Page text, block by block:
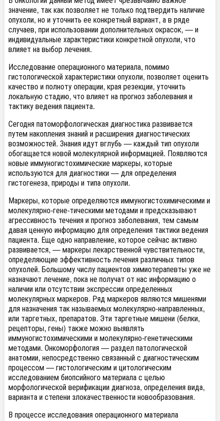
значение, так как позволяет не только подтвердить наличие
опухоли, но и уточнить ее конкретный вариант, а в ряде
случаев, при использовании дополнительных окрасок, — и
индивидуальные характеристики конкретной опухоли, что
влияет на выбор лечения.
Исследование операционного материала, помимо
гистологической характеристики опухоли, позволяет оценить
качество и полноту операции, края резекции, уточнить
локальную стадию, что влияет на прогноз заболевания и
тактику ведения пациента.
Сегодня патоморфологическая диагностика развивается
путем накопления знаний и расширения диагностических
возможностей. Знания идут вглубь — каждый тип опухоли
обогащается новой молекулярной информацией. Появляются
новые иммуногистохимические маркеры, которые
используются для диагностики — для определения
гистогенеза, природы и типа опухоли.
Маркеры, которые определяются иммуногистохимическими и
молекулярно-гене-тическими методами и предсказывают
агрессивность течения и прогноз заболевания, тем самым
давая ценную информацию для определения тактики ведения
пациента. Еще одно направление, которое сейчас активно
развивается, — маркеры лекарственной чувствительности,
определяющие эффективность лечения различных типов
опухолей. Большому числу пациентов химиотерапевты уже не
назначают лечение, пока не получат от нас информацию о
наличии или отсутствии экспрессии определенных
молекулярных маркеров. Ряд маркеров являются мишенями
для назначения так называемых молекулярно-направленных,
или таргетных, препаратов. Эти таргетные мишени (белки,
рецепторы, гены) также можно выявлять
иммуногистохимическими и молекулярно-генетическими
методами. Онкоморфология — раздел патологической
анатомии, непосредственно связанный с диагностическим
процессом — гистологическим и цитологическим
исследованием биопсийного материала с целью
морфологической верификации диагноза, определения вида,
варианта и степени злокачественности новообразования.
В процессе исследования операционного материала